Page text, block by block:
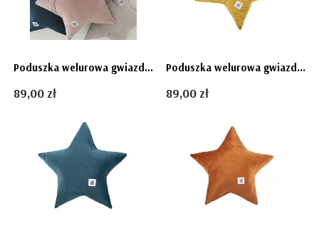
Poduszka welurowa gwiazdka - lavender Bellamy
89,00 zł
Poduszka welurowa gwiazdka - miodowa OLIVE Bellamy
89,00 zł